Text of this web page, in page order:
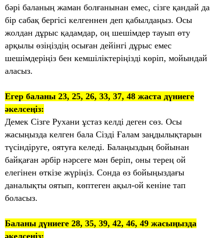
бәрі баланың жаман болғанынан емес, сізге қандай да
бір сабақ бергісі келгеннен деп қабылдаңыз. Осы
жолдан дұрыс қадамдар, оң шешімдер тауып өту
арқылы өзіңіздің осыған дейінгі дұрыс емес
шешімдеріңіз бен кемшіліктеріңізді көріп, мойындай
аласыз.
Егер баланы 23, 25, 26, 33, 37, 48 жаста дүниеге
әкелсеңіз:
Демек Сізге Рухани ұстаз келді деген сөз. Осы
жасыңызда келген бала Сізді Ғалам заңдылықтарын
түсіндіруге, оятуға келеді. Балаңыздың бойынан
байқаған әрбір нәрсеге мән беріп, оны терең ой
елегінен өткізе жүріңіз. Сонда өз бойыңыздағы
даналықты оятып, көптеген ақыл-ой кеніне тап
боласыз.
Баланы дүниеге 28, 35, 39, 42, 46, 49 жасыңызда
әкелсеңіз: